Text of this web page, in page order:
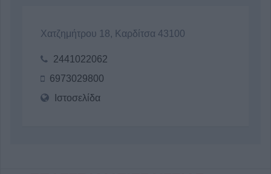
Χατζημήτρου 18, Καρδίτσα 43100
2441022062
6973029800
Ιστοσελίδα